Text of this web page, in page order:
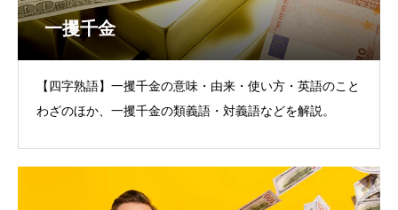
一攫千金
【四字熟語】一攫千金の意味・由来・使い方・英語のこと
わざのほか、一攫千金の類義語・対義語などを解説。